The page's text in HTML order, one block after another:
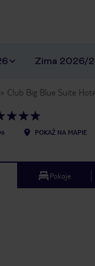
Zima 2026/
Club Big Blue Suite
POKAŻ NA MAPIE
Pokoje